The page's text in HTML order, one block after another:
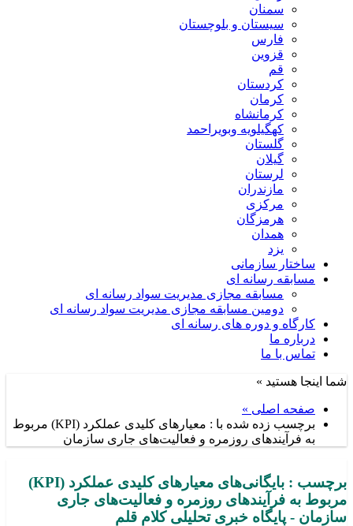
سمنان
سیستان و بلوچستان
فارس
قزوین
قم
کردستان
کرمان
کرمانشاه
کهگیلویه وبویراحمد
گلستان
گیلان
لرستان
مازندران
مرکزی
هرمزگان
همدان
یزد
ساختار سازمانی
مسابقه رسانه ای
مسابقه مجازی مدیریت سواد رسانه ای
دومین مسابقه مجازی مدیریت سواد رسانه ای
کارگاه و دوره های رسانه ای
درباره ما
تماس با ما
شما اینجا هستید »
صفحه اصلی »
برچسب زده شده با : معیارهای کلیدی عملکرد (KPI) مربوط
به فرآیندهای روزمره و فعالیت‌های جاری سازمان
برچسب : بایگانی‌های معیارهای کلیدی عملکرد (KPI)
مربوط به فرآیندهای روزمره و فعالیت‌های جاری
سازمان - پایگاه خبری تحلیلی کلام قلم